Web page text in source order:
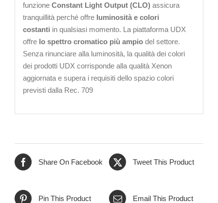
funzione Constant Light Output (CLO)assicura
tranquillità perché offre luminosità e colori
costanti in qualsiasi momento. La piattaforma UDX
offre lo spettro cromatico più ampio del settore.
Senza rinunciare alla luminosità, la qualità dei colori
dei prodotti UDX corrisponde alla qualità Xenon
aggiornata e supera i requisiti dello spazio colori
previsti dalla Rec. 709
Share On Facebook Tweet This Product
Pin This Product Email This Product